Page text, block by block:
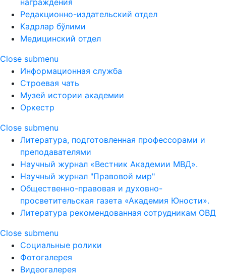
награждения
Редакционно-издательский отдел
Кадрлар бўлими
Медицинский отдел
Close submenu
Информационная служба
Строевая чать
Музей истории академии
Оркестр
Close submenu
Литература, подготовленная профессорами и
преподавателями
Научный журнал «Вестник Академии МВД».
Научный журнал "Правовой мир"
Общественно-правовая и духовно-
просветительская газета «Академия Юности».
Литература рекомендованная сотрудникам ОВД
Close submenu
Социальные ролики
Фотогалерея
Видеогалерея